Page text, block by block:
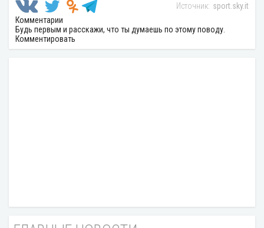
sport.sky.it
Комментарии
Будь первым и расскажи, что ты думаешь по этому поводу.
Комментировать